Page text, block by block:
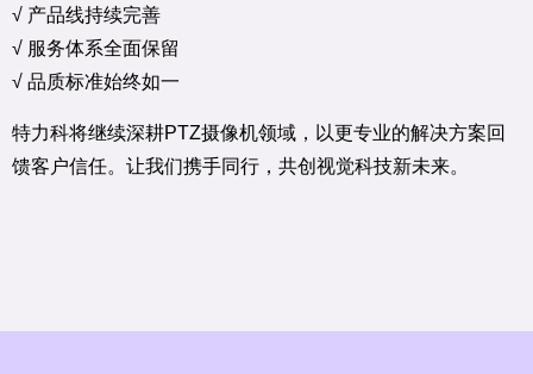
√ 产品线持续完善
√ 服务体系全面保留
√ 品质标准始终如一
特力科将继续深耕PTZ摄像机领域，以更专业的解决方案回
馈客户信任。让我们携手同行，共创视觉科技新未来。